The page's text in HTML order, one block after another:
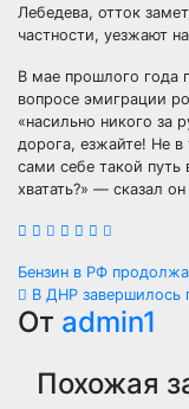
Лебедева, отток
частности, уезжают
В мае прошлого года
вопросе эмиграции
«насильно никого за
дорога, езжайте! Не
сами себе такой
хватать?» — сказал он
по
записям
Бензин в РФ
В ДНР завершилось
От admin1
Похожая